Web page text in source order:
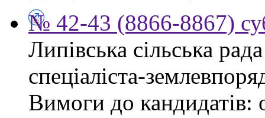
№ 42-43 (8866-8867)
Липівська сільська
спеціаліста-
Вимоги до кандидатів: